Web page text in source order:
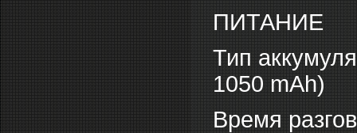
ПИТАНИЕ
Тип
1050 mAh)
Время